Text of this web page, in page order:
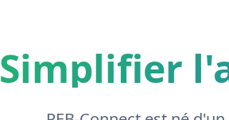
Simplifier